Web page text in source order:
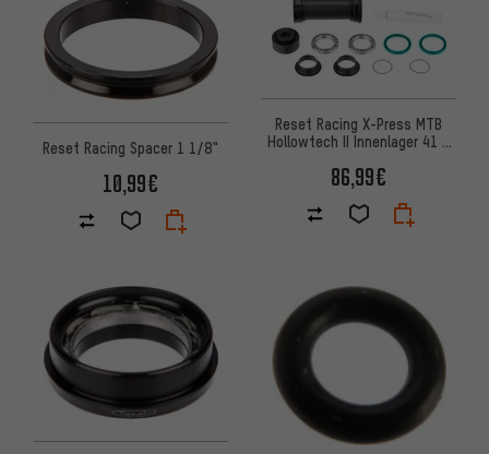
Reset Racing Spacer 1 1/8"
10,99€
Reset Racing X-Press MTB
Hollowtech II Innenlager 41 x
86,99€